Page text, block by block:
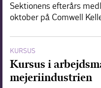
Sektionens efterårs
oktober på Comwell
KURSUS
Kursus i
mejeriindustrien